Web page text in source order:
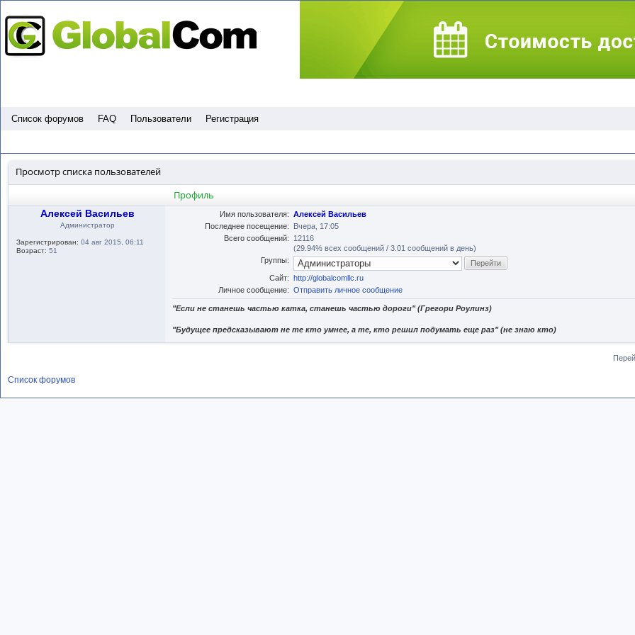
Список форумов FAQ Пользователи Регистрация
Просмотр списка пользователей
Профиль
Алексей Васильев
Администратор
Зарегистрирован: 04 авг 2015, 06:11
Возраст: 51
Имя пользователя: Алексей Васильев
Последнее посещение:
Вчера, 17:05
Всего сообщений:
12116
(29.94% всех сообщений / 3.01 сообщений в день)
Группы:
Сайт: http://globalcomllc.ru
Личное сообщение: Отправить личное сообщение
"Если не станешь частью катка, станешь частью дороги" (Грегори Роулинз)
"Будущее предсказывают не те кто умнее, а те, кто решил подумать еще раз" (не знаю кто)
Список форумов